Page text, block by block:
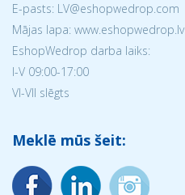
E-pasts: LV@eshopwedrop.com
Mājas lapa: www.eshopwedrop.lv
EshopWedrop darba laiks:
I-V 09:00-17:00
VI-VII slēgts
Meklē mūs šeit: